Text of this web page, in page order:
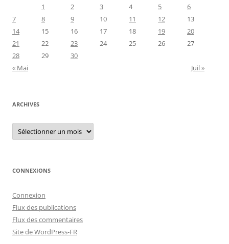
1
2 3 4 5
6
7
8 9 10 11 12
13
14
15 16 17 18 19
20
21
22 23 24 25 26
27
28
29
30
« Mai
Juil »
ARCHIVES
Archives
CONNEXIONS
Connexion
Flux des publications
Flux des commentaires
Site de WordPress-FR